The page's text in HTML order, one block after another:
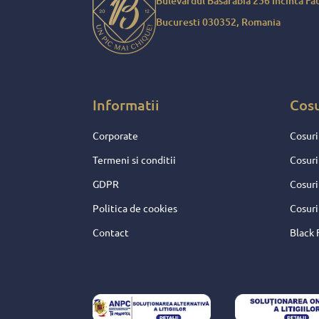
Pentru toate aceste fapte,
Bucuresti 030352, Romania
Informatii
Corporate
Termeni si conditii
GDPR
Politica de cookies
Contact Black